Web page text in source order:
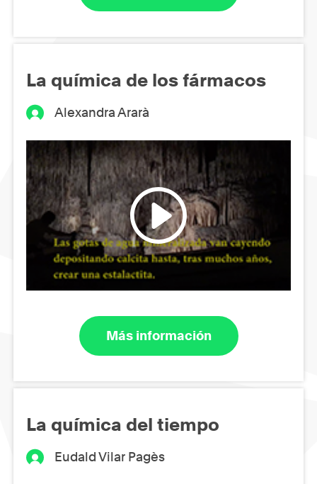
La química de los fármacos
Alexandra Ararà
Más información
La química del tiempo
Eudald Vilar Pagès